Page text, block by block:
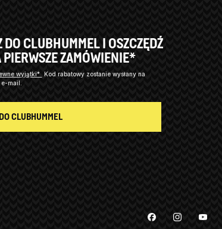
DO CLUBHUMMEL I OSZCZĘDŹ
ZAMÓWIENIE*
wyjątki*
Kod rabatowy zostanie wysłany na
mail.
CLUBHUMMEL